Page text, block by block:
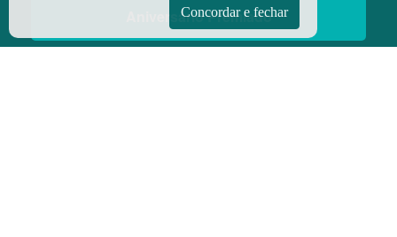
Aniversário Premiado
Concordar e fechar